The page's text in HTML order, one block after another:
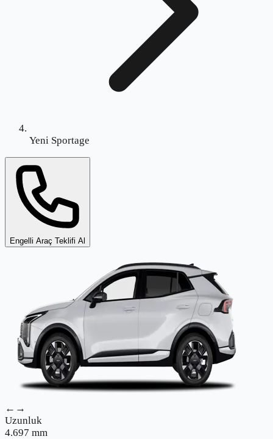
Yeni Sportage
Engelli Araç Teklifi Al
←→
Uzunluk
4.697 mm